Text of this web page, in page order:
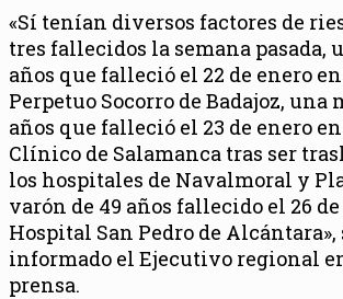
«Sí tenían diversos factores de
tres fallecidos la semana pasada,
años que falleció el 22 de enero
Perpetuo Socorro de Badajoz, una
años que falleció el 23 de enero
Clínico de Salamanca tras ser
los hospitales de Navalmoral y
varón de 49 años fallecido el 26
Hospital San Pedro de
informado el Ejecutivo regional
prensa.